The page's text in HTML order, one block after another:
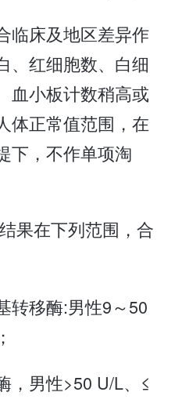
临床及地区差异作
、红细胞数、白细
血小板计数稍高或
体正常值范围，在
下，不作单项淘
果在下列范围，合
转移酶:男性9～50
，男性>50 U/L、≤